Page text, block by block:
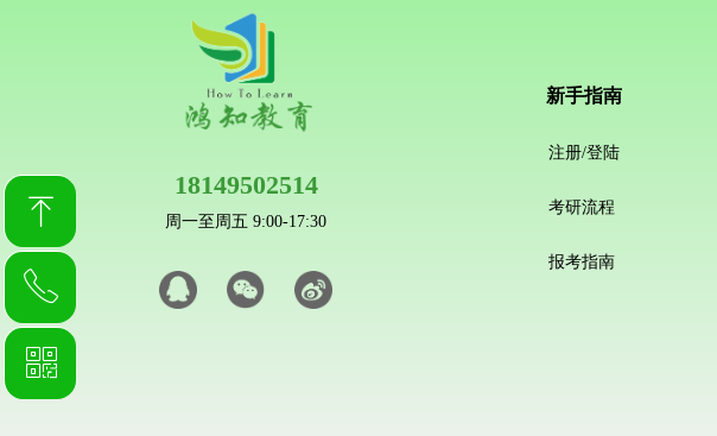
18149502514
周一至周五 9:00-17:30
新手指南
注册/登陆
考研流程
报考指南
ꁸ
回到顶部
ꂅ
18149502514
ꀥ